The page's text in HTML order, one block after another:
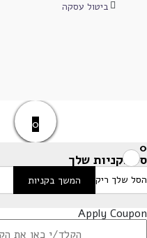
ביטול עסקה
0
0
סל הקניות שלך
הסל שלך ריק המשך בקניות
Apply Coupon